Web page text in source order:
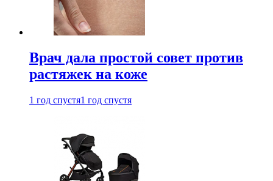
Врач дала простой совет против
растяжек на коже
1 год спустя1 год спустя